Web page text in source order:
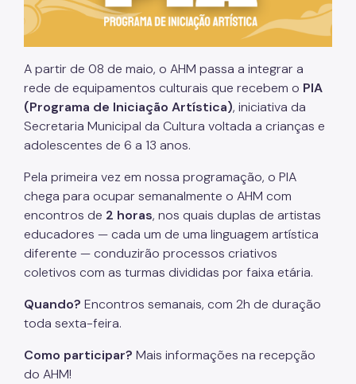
A partir de 08 de maio, o AHM passa a integrar a
rede de equipamentos culturais que recebem o PIA
(Programa de Iniciação Artística), iniciativa da
Secretaria Municipal da Cultura voltada a crianças e
adolescentes de 6 a 13 anos.
Pela primeira vez em nossa programação, o PIA
chega para ocupar semanalmente o AHM com
encontros de 2 horas, nos quais duplas de artistas
educadores — cada um de uma linguagem artística
diferente — conduzirão processos criativos
coletivos com as turmas divididas por faixa etária.
Quando? Encontros semanais, com 2h de duração
toda sexta-feira.
Como participar? Mais informações na recepção
do AHM!